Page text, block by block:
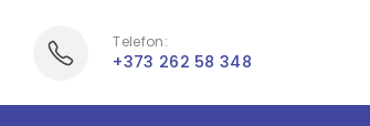
Telefon:
+373 262 58 348